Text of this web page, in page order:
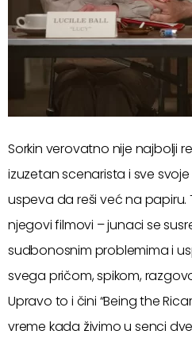
Sorkin verovatno nije najbolji
izuzetan scenarista i sve
uspeva da reši već na papiru.
njegovi filmovi – junaci se
sudbonosnim problemima i
svega pričom, spikom,
Upravo to i čini “Being the
vreme kada živimo u senci